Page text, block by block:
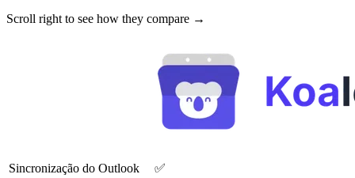
Scroll right to see how they compare →
Sincronização do Outlook
✅